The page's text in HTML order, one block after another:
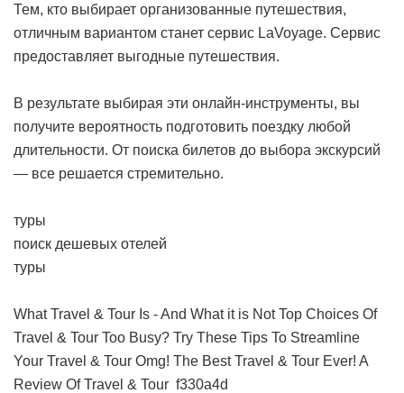
Тем, кто выбирает организованные путешествия,
отличным вариантом станет сервис LaVoyage. Сервис
предоставляет выгодные путешествия.
В результате выбирая эти онлайн-инструменты, вы
получите вероятность подготовить поездку любой
длительности. От поиска билетов до выбора экскурсий
— все решается стремительно.
туры
поиск дешевых отелей
туры
What Travel & Tour Is - And What it is Not Top Choices Of
Travel & Tour Too Busy? Try These Tips To Streamline
Your Travel & Tour Omg! The Best Travel & Tour Ever! A
Review Of Travel & Tour f330a4d